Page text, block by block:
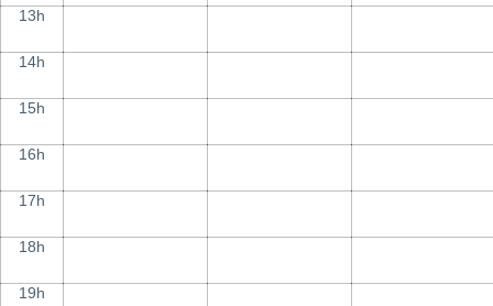
13h
14h
15h
16h
17h
18h
19h